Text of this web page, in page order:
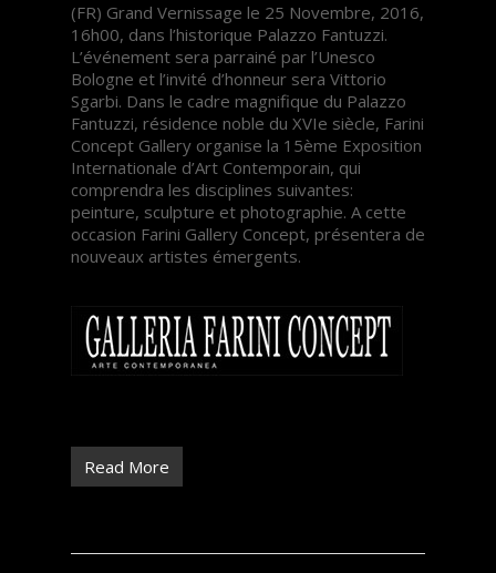
(FR) Grand Vernissage le 25 Novembre, 2016,
16h00, dans l’historique Palazzo Fantuzzi.
L’événement sera parrainé par l’Unesco
Bologne et l’invité d’honneur sera Vittorio
Sgarbi. Dans le cadre magnifique du Palazzo
Fantuzzi, résidence noble du XVIe siècle, Farini
Concept Gallery organise la 15ème Exposition
Internationale d’Art Contemporain, qui
comprendra les disciplines suivantes:
peinture, sculpture et photographie. A cette
occasion Farini Gallery Concept, présentera de
nouveaux artistes émergents.
Read More